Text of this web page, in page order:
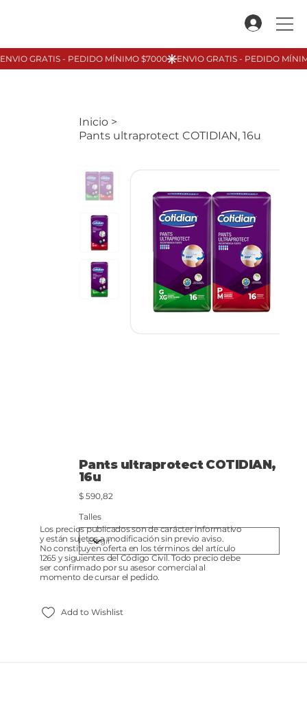
Inicio >
Pants ultraprotect COTIDIAN, 16u
Pants ultraprotect COTIDIAN,
16u
Precio
$ 590,82
Talles
Add to Wishlist
Los precios publicados son de carácter informativo
y están sujetos a modificación sin previo aviso.
No constituyen oferta en los términos del artículo
1265 y siguientes del Código Civil. Todo precio debe
ser confirmado por su asesor comercial al
momento de cursar el pedido.